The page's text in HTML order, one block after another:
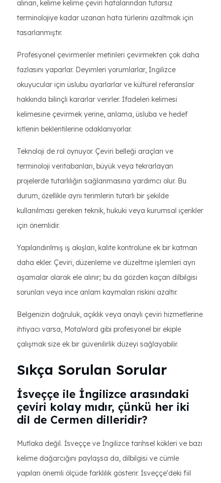
alınan, kelime kelime çeviri hatalarından tutarsız
terminolojiye kadar uzanan hata türlerini azaltmak için
tasarlanmıştır.
Profesyonel çevirmenler metinleri çevirmekten çok daha
fazlasını yaparlar. Deyimleri yorumlarlar, İngilizce
okuyucular için üslubu ayarlarlar ve kültürel referanslar
hakkında bilinçli kararlar verirler. İfadeleri kelimesi
kelimesine çevirmek yerine, anlama, üsluba ve hedef
kitlenin beklentilerine odaklanıyorlar.
Teknoloji de rol oynuyor. Çeviri belleği araçları ve
terminoloji veritabanları, büyük veya tekrarlayan
projelerde tutarlılığın sağlanmasına yardımcı olur. Bu
durum, özellikle aynı terimlerin tutarlı bir şekilde
kullanılması gereken teknik, hukuki veya kurumsal içerikler
için önemlidir.
Yapılandırılmış iş akışları, kalite kontrolüne ek bir katman
daha ekler. Çeviri, düzenleme ve düzeltme işlemleri ayrı
aşamalar olarak ele alınır; bu da gözden kaçan dilbilgisi
sorunları veya ince anlam kaymaları riskini azaltır.
Belgenizin doğruluk, açıklık veya onaylı çeviri hizmetlerine
ihtiyacı varsa, MotaWord gibi profesyonel bir ekiple
çalışmak size ek bir güvenilirlik düzeyi sağlayabilir.
Sıkça Sorulan Sorular
İsveççe ile İngilizce arasındaki
çeviri kolay mıdır, çünkü her iki
dil de Cermen dilleridir?
Mutlaka değil. İsveççe ve İngilizce tarihsel kökleri ve bazı
kelime dağarcığını paylaşsa da, dilbilgisi ve cümle
yapıları önemli ölçüde farklılık gösterir. İsveççe'deki fiil